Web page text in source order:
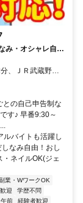
み・オシャレ自
決まり！
、ＪＲ武蔵野線
北口徒歩約3分
との自己申告制な
す♪ 早番9:30～
バイトも活躍し
なみ自由！おし
・ネイルOK(ジェ
業・WワークOK
迎
学歴不問
午前
経験者歓迎